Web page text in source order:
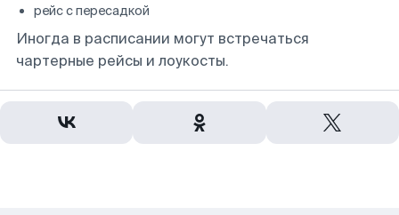
рейс с пересадкой
Иногда в расписании могут встречаться
чартерные рейсы и лоукосты.